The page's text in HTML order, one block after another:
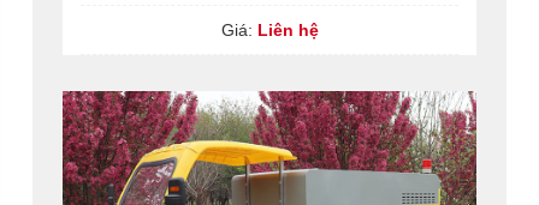
Giá: Liên hệ